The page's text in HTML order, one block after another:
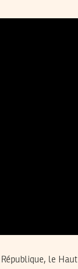
le Haut